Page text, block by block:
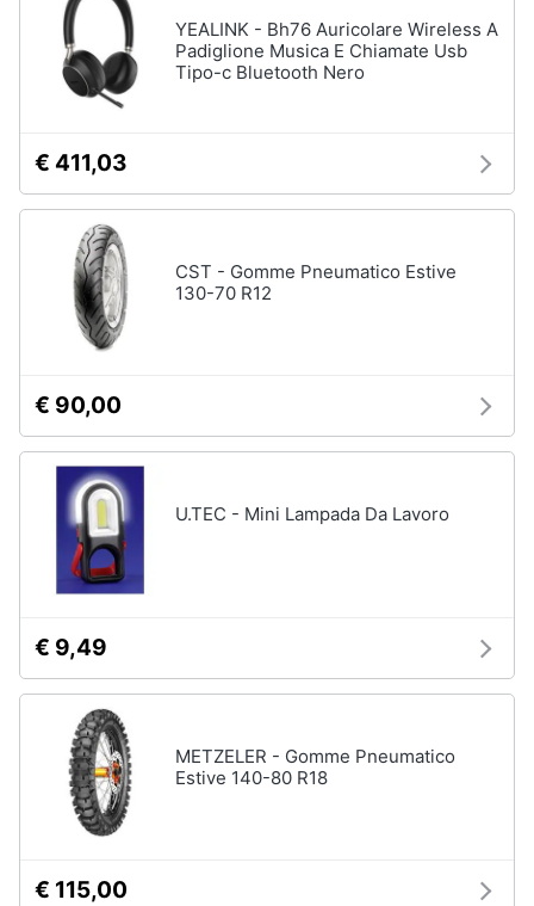
YEALINK - Bh76 Auricolare Wireless A
Padiglione Musica E Chiamate Usb
Tipo-c Bluetooth Nero
€ 411,03
CST - Gomme Pneumatico Estive
130-70 R12
€ 90,00
U.TEC - Mini Lampada Da Lavoro
€ 9,49
METZELER - Gomme Pneumatico
Estive 140-80 R18
€ 115,00